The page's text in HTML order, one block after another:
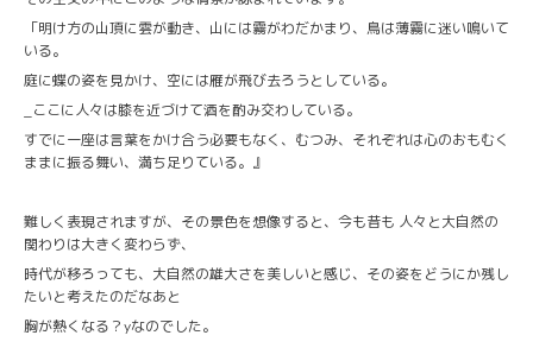
「明け方の山頂に雲が動き、山には霧がわだかまり、鳥は薄霧に迷い鳴いて
いる。
庭に蝶の姿を見かけ、空には雁が飛び去ろうとしている。
_ここに人々は膝を近づけて酒を酌み交わしている。
すでに一座は言葉をかけ合う必要もなく、むつみ、それぞれは心のおもむく
ままに振る舞い、満ち足りている。』
難しく表現されますが、その景色を想像すると、今も昔も 人々と大自然の
関わりは大きく変わらず、
時代が移ろっても、大自然の雄大さを美しいと感じ、その姿をどうにか残し
たいと考えたのだなあと
胸が熱くなる？yなのでした。